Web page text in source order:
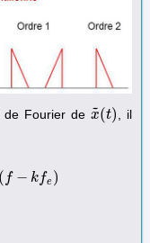
de Fourier de x
˜(t)
x~(t)
, il
f − kfe )
f −kfe )